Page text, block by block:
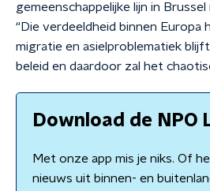
gemeenschappelijke lijn in
“Die verdeeldheid binnen Europa
migratie en asielproblematiek
beleid en daardoor zal het
Download de NPO
Met onze app mis je niks. Of
nieuws uit binnen- en